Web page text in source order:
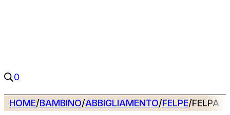
0
HOME/BAMBINO/ABBIGLIAMENTO/FELPE/FELPA